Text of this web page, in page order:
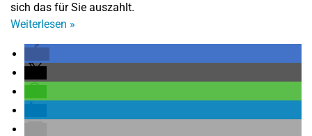
sich das für Sie auszahlt.
Weiterlesen »